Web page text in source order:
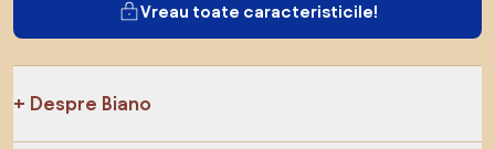
Vreau toate caracteristicile!
Despre Biano